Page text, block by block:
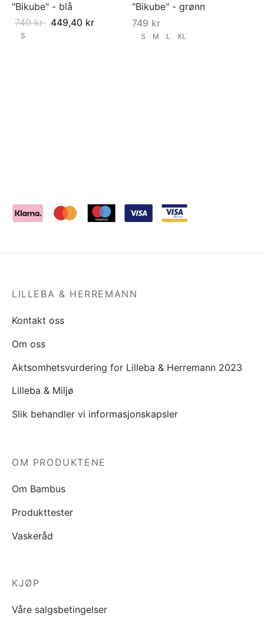
"Bikube" - blå
749kr 449,40 kr
S
"Bikube" - grønn
749 kr
S M L XL
LILLEBA & HERREMANN
Kontakt oss
Om oss
Aktsomhetsvurdering for Lilleba & Herremann 2023
Lilleba & Miljø
Slik behandler vi informasjonskapsler
OM PRODUKTENE
Om Bambus
Produkttester
Vaskeråd
KJØP
Våre salgsbetingelser